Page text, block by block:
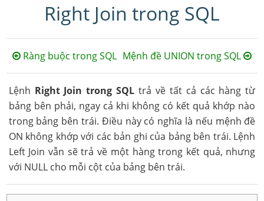
Right Join trong SQL
Ràng buộc trong SQL Mệnh đề UNION trong SQL
Lệnh Right Join trong SQL trả về tất cả các hàng từ
bảng bên phải, ngay cả khi không có kết quả khớp nào
trong bảng bên trái. Điều này có nghĩa là nếu mệnh đề
ON không khớp với các bản ghi của bảng bên trái. Lệnh
Left Join vẫn sẽ trả về một hàng trong kết quả, nhưng
với NULL cho mỗi cột của bảng bên trái.